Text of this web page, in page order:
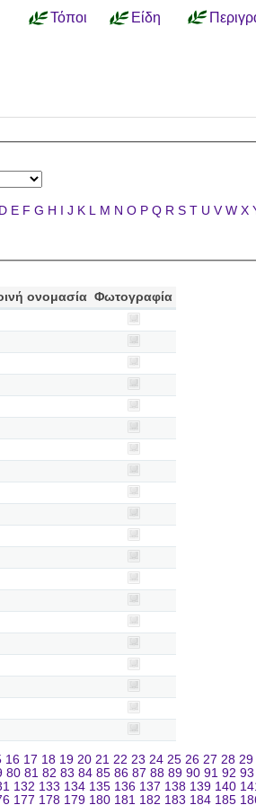
Τόποι Είδη
D E F G H I J K L M N O P Q R S T U V W X
ονομασία Φωτογραφία
16 17 18 19 20 21 22 23 24 25 26 27 28 29
80 81 82 83 84 85 86 87 88 89 90 91 92 93
132 133 134 135 136 137 138 139 140
177 178 179 180 181 182 183 184 185